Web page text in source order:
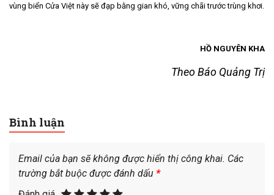
vùng biển Cửa Việt này sẽ đạp bằng gian khó, vững chãi trước trùng khơi.
HỒ NGUYÊN KHA
Theo Báo Quảng Trị
Bình luận
Email của bạn sẽ không được hiển thị công khai. Các
trường bắt buộc được đánh dấu *